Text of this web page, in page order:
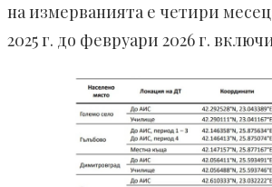
на измерванията е четири
2025 г. до февруари 2026 г.